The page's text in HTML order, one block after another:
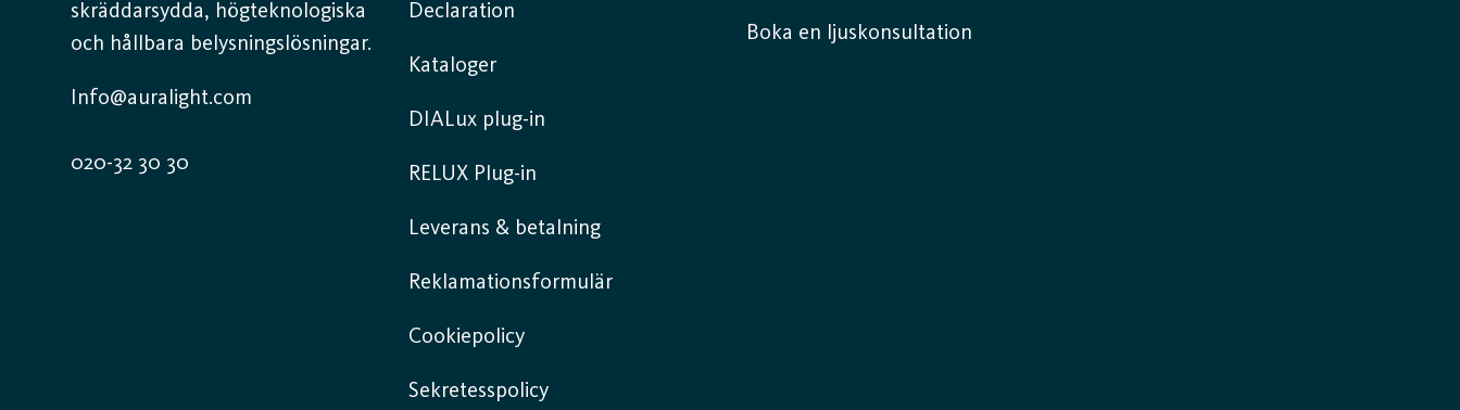
skräddarsydda, högteknologiska
och hållbara belysningslösningar.
Info@auralight.com
020-32 30 30
Declaration
Kataloger
DIALux plug-in
RELUX Plug-in
Leverans & betalning
Reklamationsformulär
Cookiepolicy
Sekretesspolicy
Boka en ljuskonsultation